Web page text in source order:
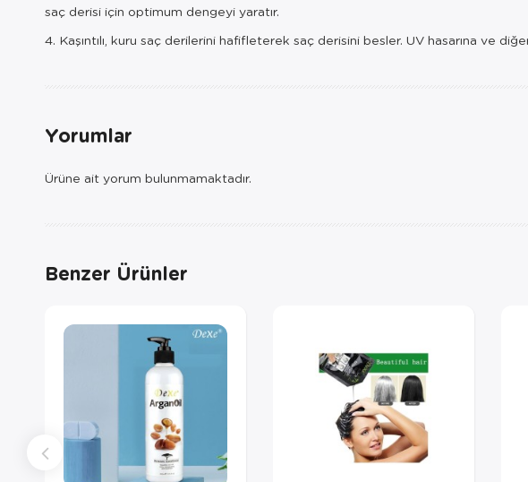
saç derisi için optimum dengeyi yaratır.
4. Kaşıntılı, kuru saç derilerini hafifleterek saç derisini besler. UV hasarına ve
Yorumlar
Ürüne ait yorum bulunmamaktadır.
Benzer Ürünler